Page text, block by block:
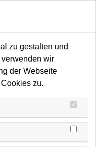
Meterware lose & auf Rollen
ZUERST
zu gestalten und
wir
der Webseite
zu.